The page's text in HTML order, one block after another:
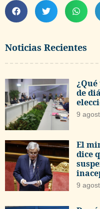
Noticias Recientes
de
9
El
dice
9